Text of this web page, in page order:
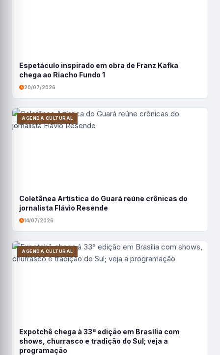
Espetáculo inspirado em obra de Franz Kafka
chega ao Riacho Fundo 1
20/07/2026
AGENDA CULTURAL
Coletânea Artística do Guará reúne crônicas do
jornalista Flávio Resende
14/07/2026
AGENDA CULTURAL
Expotchê chega à 33ª edição em Brasília com
shows, churrasco e tradição do Sul; veja a
programação